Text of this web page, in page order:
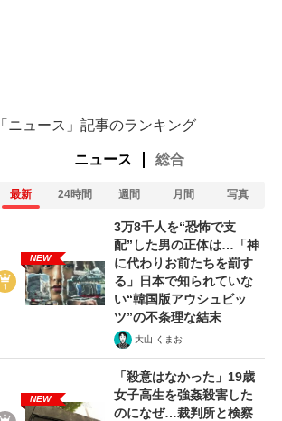
「ニュース」記事のランキング
ニュース 総合
最新 24時間 週間 月間 写真
NEW
3万8千人を“恐怖で支
配”した男の正体は…「神
に代わりお前たちを罰す
る」日本で知られていな
い“韓国版アウシュビッ
ツ”の不条理な結末
大山 くまお
NEW
「殺意はなかった」19歳
女子高生を強姦殺害した
のになぜ…裁判所と検察